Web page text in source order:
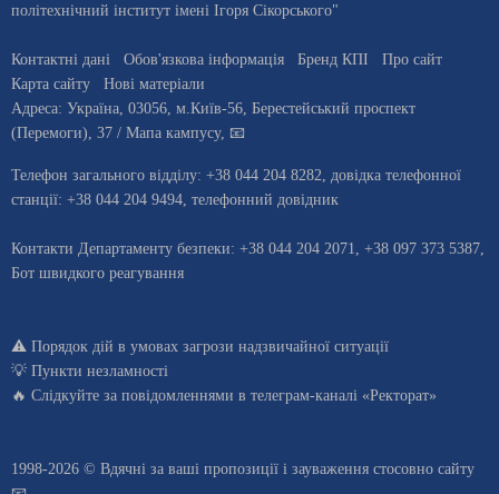
політехнічний інститут імені Ігоря Сікорського"
Контактні дані Обов'язкова інформація Бренд КПІ
Про сайт
Карта сайту
Нові матеріали
Адреса: Україна 03056 , м. Київ-56, Берестейський проспект
(Перемоги), 37 / Мапа кампусу, 📧
Телефон загального відділу: +38 044 204 8282, довiдка телефонної
станцiї: +38 044 204 9494, телефонний довідник
Контакти Департаменту безпеки: +38 044 204 2071, +38 097 373 5387,
Бот швидкого реагування
⚠️ Порядок дій в умовах загрози надзвичайної ситуації
💡 Пункти незламності
🔥 Слідкуйте за повідомленнями в телеграм-каналі «Ректорат»
1998-2026 © Вдячні за ваші пропозиції і зауваження стосовно сайту